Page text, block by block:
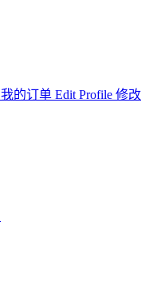
我的订单 Edit Profile 修改